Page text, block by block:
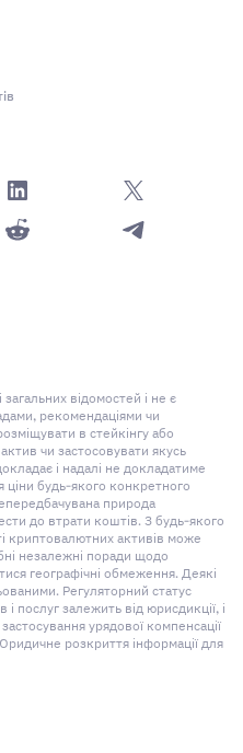
відомостей і не є
рекомендаціями чи
в стейкінгу або
чи застосовувати якусь
і надалі не докладатиме
будь-якого конкретного
природа
до втрати коштів. З будь-якого
криптовалютних активів може
незалежні поради щодо
географічні обмеження. Деякі
Регуляторний статус
послуг залежить від юрисдикції, і
урядової компенсації
розкриття інформації для